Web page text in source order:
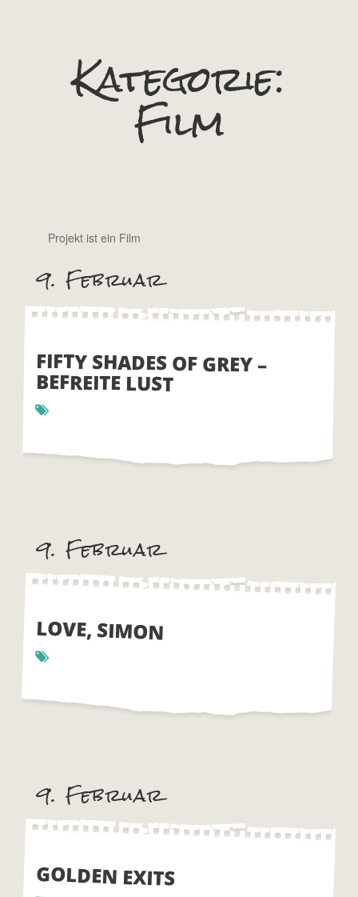
Kategorie:
Film
Projekt ist ein Film
9. Februar
FIFTY SHADES OF GREY –
BEFREITE LUST
9. Februar
LOVE, SIMON
9. Februar
GOLDEN EXITS